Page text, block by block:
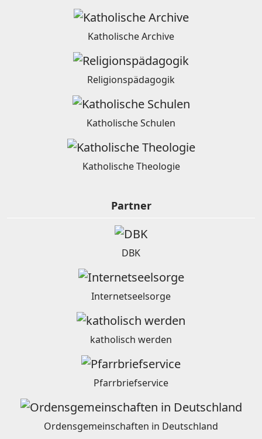
Katholische Archive
Religionspädagogik
Katholische Schulen
Katholische Theologie
Partner
DBK
Internetseelsorge
katholisch werden
Pfarrbriefservice
Ordensgemeinschaften in Deutschland